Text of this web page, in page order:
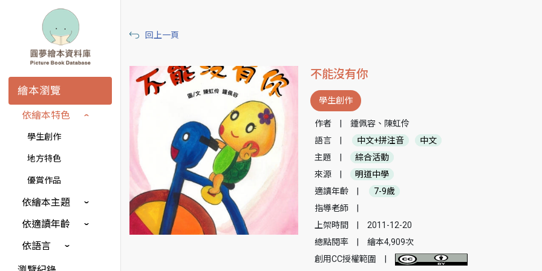
繪本瀏覽
依繪本特色
學生創作
地方特色
優賞作品
依繪本主題
依適讀年齡
依語言
回上一頁
不能沒有你
學生創作
作者
鍾佩容、陳虹伶
語言
中文+拼注音
中文
主題
綜合活動
來源
明道中學
適讀年齡
7-9歲
指導老師
上架時間
2011-12-20
總點閱率
繪本4,909次
創用CC授權範圍